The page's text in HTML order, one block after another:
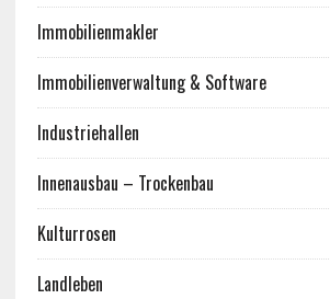
Immobilienmakler
Immobilienverwaltung & Software
Industriehallen
Innenausbau – Trockenbau
Kulturrosen
Landleben